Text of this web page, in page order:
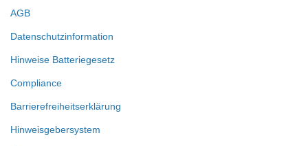
AGB
Datenschutzinformation
Hinweise Batteriegesetz
Compliance
Barrierefreiheitserklärung
Hinweisgebersystem